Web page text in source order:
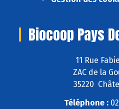
Biocoop Pays
11 Rue
ZAC de la
35220
Téléphone :02